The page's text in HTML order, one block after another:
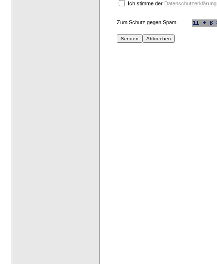
Ich stimme der Datenschutzerklärung
Zum Schutz gegen Spam